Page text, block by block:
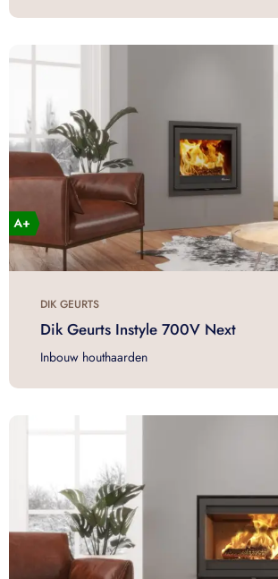
DIK GEURTS
Dik Geurts Instyle 700V Next
Inbouw houthaarden